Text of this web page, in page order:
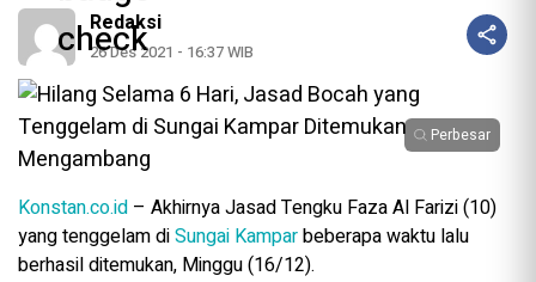
Redaksi
26 Des 2021 - 16:37 WIB
Perbesar
Konstan.co.id – Akhirnya Jasad Tengku Faza Al Farizi (10)
yang tenggelam diSungai Kamparbeberapa waktu lalu
berhasil ditemukan, Minggu (16/12).